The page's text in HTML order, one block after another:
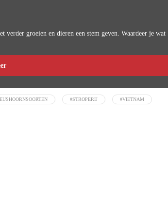
groeien en dieren een stem geven. Waardeer je wat
#STROPERIJ #VIETNAM